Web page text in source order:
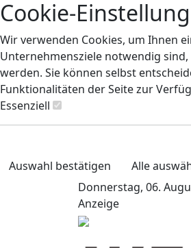
Cookie-
Wir verwenden Cookies, um Ihnen
Unternehmensziele notwendig
werden. Sie können selbst
Funktionalitäten der Seite zur
Essenziell
Auswahl bestätigen
Alle
Donnerstag, 06.
Anzeige